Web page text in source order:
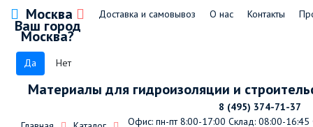
Москва
Ваш город
Москва?
Да Нет
Доставка и самовывоз О нас Контакты
Материалы для гидроизоляции и
8 (495) 374-71-37
Офис: пн-пт 8:00-17:00 Склад: 08:00-16:45